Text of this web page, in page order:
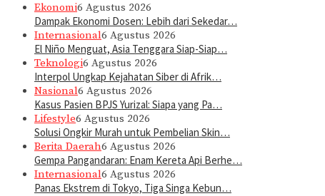
Ekonomi6 Agustus 2026
Dampak Ekonomi Dosen: Lebih dari Sekedar…
Internasional6 Agustus 2026
El Niño Menguat, Asia Tenggara Siap-Siap…
Teknologi6 Agustus 2026
Interpol Ungkap Kejahatan Siber di Afrik…
Nasional6 Agustus 2026
Kasus Pasien BPJS Yurizal: Siapa yang Pa…
Lifestyle6 Agustus 2026
Solusi Ongkir Murah untuk Pembelian Skin…
Berita Daerah6 Agustus 2026
Gempa Pangandaran: Enam Kereta Api Berhe…
Internasional6 Agustus 2026
Panas Ekstrem di Tokyo, Tiga Singa Kebun…